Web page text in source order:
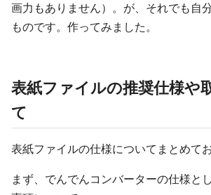
画力もありません）。が、それでも自
ものです。作ってみました。
表紙ファイルの推奨仕様や
て
表紙ファイルの仕様についてまとめてお
まず、でんでんコンバーターの仕様と